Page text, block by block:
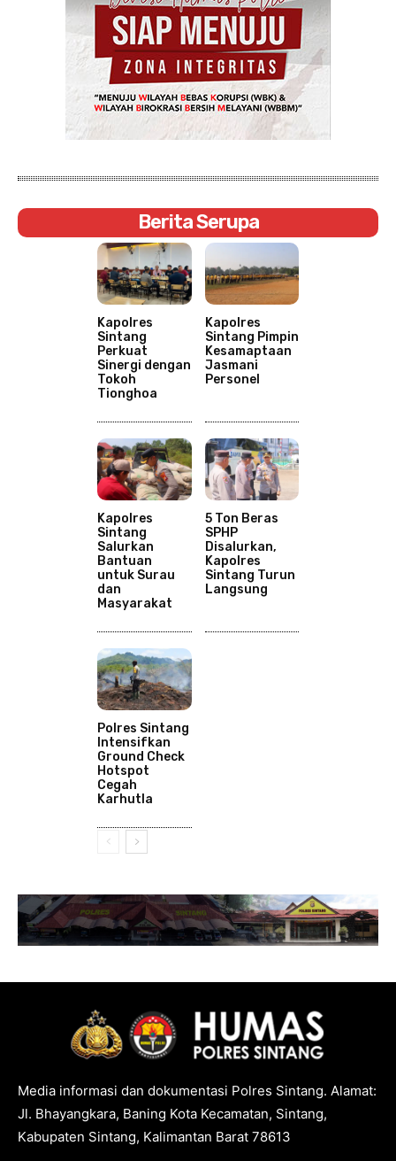
Berita Serupa
Kapolres
Sintang
Perkuat
Sinergi dengan
Tokoh
Tionghoa
Kapolres
Sintang Pimpin
Kesamaptaan
Jasmani
Personel
Kapolres
Sintang
Salurkan
Bantuan
untuk Surau
dan
Masyarakat
5 Ton Beras
SPHP
Disalurkan,
Kapolres
Sintang Turun
Langsung
Polres Sintang
Intensifkan
Ground Check
Hotspot
Cegah
Karhutla
Media informasi dan dokumentasi Polres Sintang. Alamat:
Jl. Bhayangkara, Baning Kota Kecamatan, Sintang,
Kabupaten Sintang, Kalimantan Barat 78613